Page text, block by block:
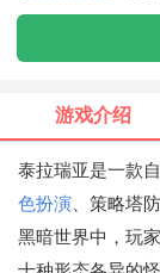
游戏介绍
泰拉瑞亚是一款
色扮演 、策略塔
黑暗世界中，玩